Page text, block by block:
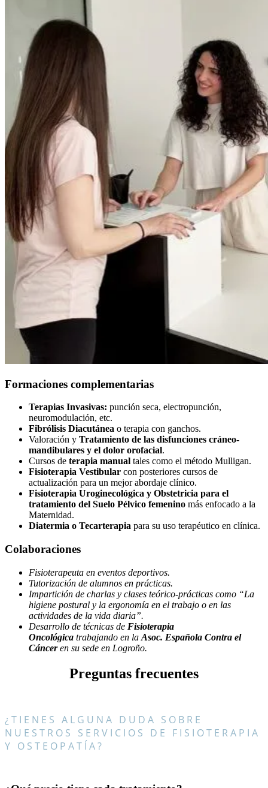
Formaciones complementarias
Terapias Invasivas: punción seca, electropunción,
neuromodulación, etc.
Fibrólisis Diacutánea o terapia con ganchos.
Valoración y Tratamiento de las disfunciones cráneo-
mandibulares y el dolor orofacial.
Cursos de terapia manual tales como el método Mulligan.
Fisioterapia Vestibular con posteriores cursos de
actualización para un mejor abordaje clínico.
Fisioterapia Uroginecológica y Obstetricia para el
tratamiento del Suelo Pélvico femenino más enfocado a la
Maternidad.
Diatermia o Tecarterapia para su uso terapéutico en clínica.
Colaboraciones
Fisioterapeuta en eventos deportivos.
Tutorización de alumnos en prácticas.
Impartición de charlas y clases teórico-prácticas como “La
higiene postural y la ergonomía en el trabajo o en las
actividades de la vida diaria”.
Desarrollo de técnicas de Fisioterapia
Oncológica trabajando en la Asoc. Española Contra el
Cáncer en su sede en Logroño.
Preguntas frecuentes
¿TIENES ALGUNA DUDA SOBRE
NUESTROS SERVICIOS DE FISIOTERAPIA
Y OSTEOPATÍA?